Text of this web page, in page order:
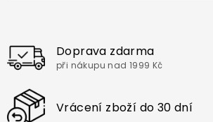
Doprava zdarma
při nákupu nad 1999 Kč
Vrácení zboží do 30 dní